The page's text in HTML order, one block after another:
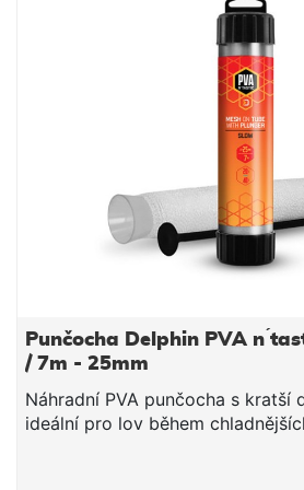
rukojetí a hliníkovou koncovkou
bojového pásu. Tyto pruty se
australském trhu a jsou tamními
dokonale prověřené. Dokonale
extrémní souboje s mořskými
podmínkách se výborně
lodi.Prut má tyto parametry:-
zátěž 12lb- Počet dílů 2- Počet
délka 112cm- Karbonový blank
Vysokozátěžová HD očka-
navijáku- Tvrzená EVA rukojeť
Punčocha Delphin PVA n
/ 7m - 25mm
Náhradní PVA punčocha s kratší
ideální pro lov během
dobu ke dnu. Jedná se o